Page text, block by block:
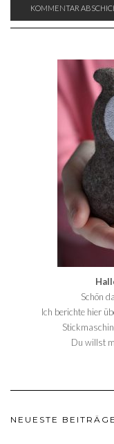
Schön
Ich berichte hier
Du willst
NEUESTE BEITRÄGE